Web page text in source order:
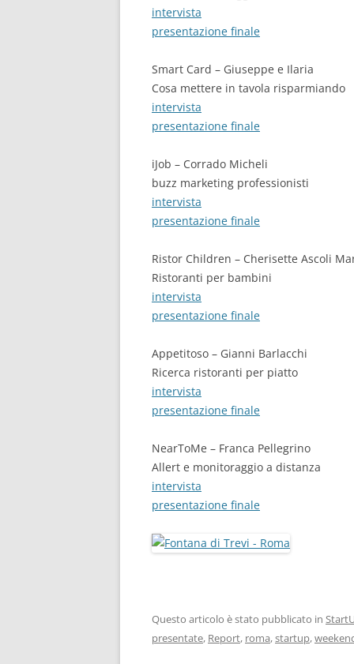
intervista
presentazione finale
Smart Card – Giuseppe e Ilaria
Cosa mettere in tavola risparmiando
intervista
presentazione finale
iJob – Corrado Micheli
buzz marketing professionisti
intervista
presentazione finale
Ristor Children – Cherisette Ascoli
Ristoranti per bambini
intervista
presentazione finale
Appetitoso – Gianni Barlacchi
Ricerca ristoranti per piatto
intervista
presentazione finale
NearToMe – Franca Pellegrino
Allert e monitoraggio a distanza
intervista
presentazione finale
Questo articolo è stato pubblicato in
presentate, Report, roma,startup,